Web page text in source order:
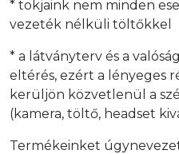
* tokjaink nem minden
vezeték nélküli töltőkkel
* a látványterv és a
eltérés, ezért a lényeges
kerüljön közvetlenül a
(kamera, töltő, headset
Termékeinket